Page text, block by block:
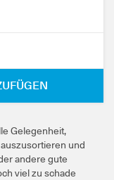
Gelegenheit,
und
andere gute
viel zu schade